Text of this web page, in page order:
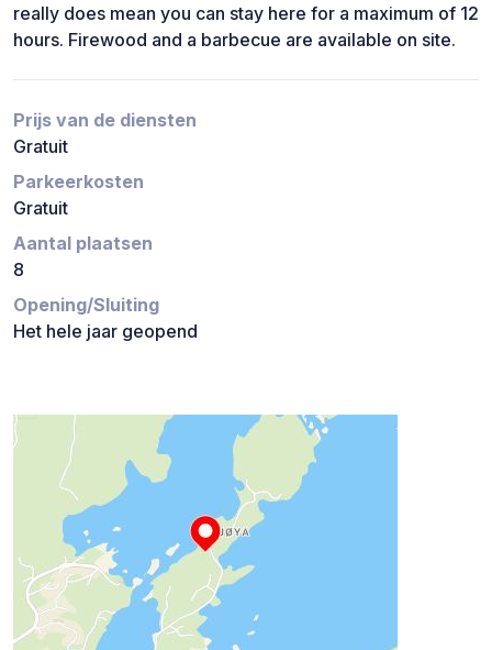
really does mean you can stay here for a maximum of 12
hours. Firewood and a barbecue are available on site.
Prijs van de diensten
Gratuit
Parkeerkosten
Gratuit
Aantal plaatsen
8
Opening/Sluiting
Het hele jaar geopend